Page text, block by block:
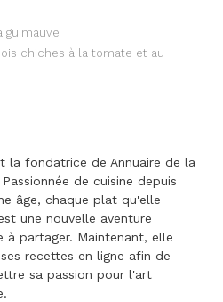
guimauve
chiches à la tomate et au
la fondatrice de Annuaire de la
de cuisine depuis
âge, chaque plat qu'elle
une nouvelle aventure
à partager. Maintenant, elle
recettes en ligne afin de
sa passion pour l'art